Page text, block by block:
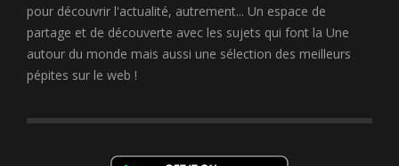
pour découvrir l'actualité, autrement... Un espace de
partage et de découverte avec les sujets qui font la Une
autour du monde mais aussi une sélection des meilleurs
pépites sur le web !